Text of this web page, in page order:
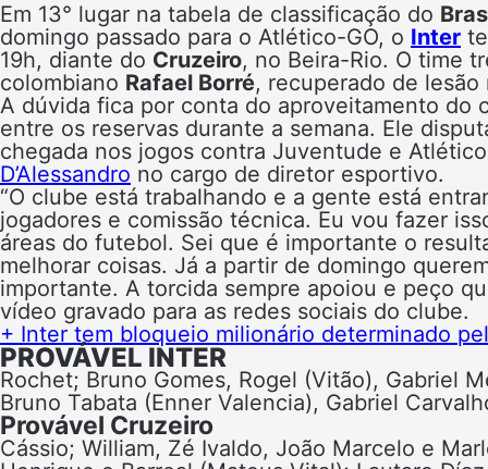
Em 13° lugar na tabela de classificação do
domingo passado para o Atlético-GO, o Inter
19h, diante do Cruzeiro, no Beira-Rio. O time
colombiano Rafael Borré, recuperado de lesão
A dúvida fica por conta do aproveitamento do
entre os reservas durante a semana. Ele
chegada nos jogos contra Juventude e
D’Alessandro no cargo de diretor esportivo.
“O clube está trabalhando e a gente está
jogadores e comissão técnica. Eu vou fazer
áreas do futebol. Sei que é importante o
melhorar coisas. Já a partir de domingo
importante. A torcida sempre apoiou e peço
vídeo gravado para as redes sociais do clube.
+ Inter tem bloqueio milionário determinado
PROVÁVEL INTER
Rochet; Bruno Gomes, Rogel (Vitão), Gabriel
Bruno Tabata (Enner Valencia), Gabriel
Provável Cruzeiro
Cássio; William, Zé Ivaldo, João Marcelo e